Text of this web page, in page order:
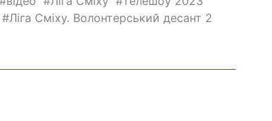
Ліга Сміху. Волонтерський десант 2